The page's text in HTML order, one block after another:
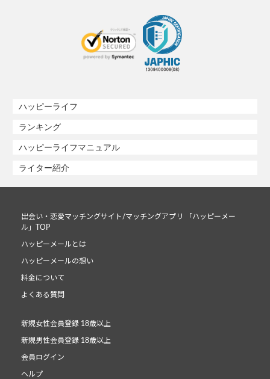
ハッピーライフ
ランキング
ハッピーライフマニュアル
ライター紹介
出会い・恋愛マッチングサイト/マッチングアプリ 「ハッピーメー
ル」TOP
ハッピーメールとは
ハッピーメールの想い
料金について
よくある質問
新規女性会員登録 18歳以上
新規男性会員登録 18歳以上
会員ログイン
ヘルプ